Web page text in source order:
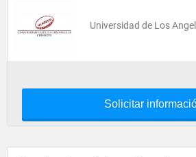
Universidad de Los
Solicitar